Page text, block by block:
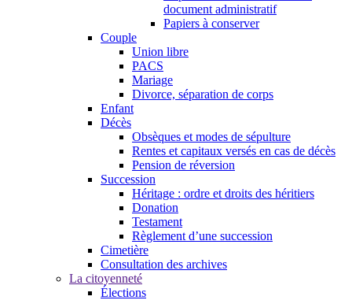
document administratif
Papiers à conserver
Couple
Union libre
PACS
Mariage
Divorce, séparation de corps
Enfant
Décès
Obsèques et modes de sépulture
Rentes et capitaux versés en cas de décès
Pension de réversion
Succession
Héritage : ordre et droits des héritiers
Donation
Testament
Règlement d’une succession
Cimetière
Consultation des archives
La citoyenneté
Élections